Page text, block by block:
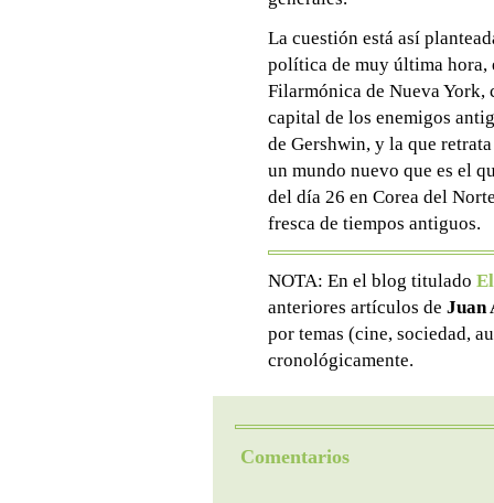
La cuestión está así
política de muy última hora,
Filarmónica de Nueva York,
capital de los enemigos
de Gershwin, y la que
un mundo nuevo que es el
del día 26 en Corea del
fresca de tiempos antiguos.
NOTA: En el blog titulado
anteriores artículos de Juan
por temas (cine, sociedad,
cronológicamente.
Comentarios